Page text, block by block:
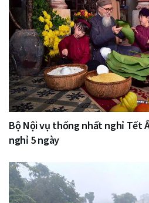
Bộ Nội vụ thống nhất nghỉ Tết
nghỉ 5 ngày